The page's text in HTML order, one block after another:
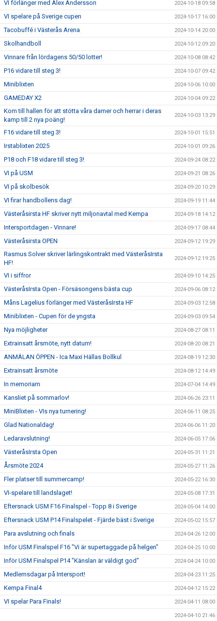
VI förlänger med Alex Andersson 2024-10-18 09:58
VI spelare på Sverige cupen 2024-10-17 16:00
Tacobuffé i Västerås Arena 2024-10-14 20:00
Skolhandboll 2024-10-12 09:20
Vinnare från lördagens 50/50 lotter! 2024-10-08 08:42
P16 vidare till steg 3! 2024-10-07 09:42
Miniblixten 2024-10-06 10:00
GAMEDAY X2 2024-10-04 09:22
Kom till hallen för att stötta våra damer och herrar i deras
kamp till 2 nya poäng!
2024-10-03 13:29
F16 vidare till steg 3! 2024-10-01 15:51
Irstablixten 2025 2024-10-01 09:26
P18 och F18 vidare till steg 3! 2024-09-24 08:22
VI på USM 2024-09-21 08:26
VI på skolbesök 2024-09-20 10:29
VI firar handbollens dag! 2024-09-19 11:44
Västeråsirsta HF skriver nytt miljonavtal med Kempa 2024-09-18 14:12
Intersportdagen - Vinnare! 2024-09-17 08:44
Västeråsirsta OPEN 2024-09-12 19:29
Rasmus Solver skriver lärlingskontrakt med VästeråsIrsta
HF!
2024-09-12 19:25
VI i siffror 2024-09-10 14:25
VästeråsIrsta Open - Försäsongens bästa cup 2024-09-06 08:12
Måns Lagelius förlänger med VästeråsIrsta HF 2024-09-03 12:58
Miniblixten - Cupen för de yngsta 2024-09-03 09:54
Nya möjligheter 2024-08-27 08:11
Extrainsatt årsmöte, nytt datum! 2024-08-20 08:21
ANMÄLAN ÖPPEN - Ica Maxi Hällas Bollkul 2024-08-19 12:30
Extrainsatt årsmöte 2024-08-12 14:49
In memoriam 2024-07-04 14:49
Kansliet på sommarlov! 2024-06-26 23:11
MiniBlixten - VIs nya turnering! 2024-06-11 08:25
Glad Nationaldag! 2024-06-06 11:20
Ledaravslutning! 2024-06-05 17:06
VästeråsIrsta Open 2024-05-31 11:21
Årsmöte 2024 2024-05-27 11:26
Fler platser till summercamp! 2024-05-22 16:30
VI-spelare till landslaget! 2024-05-08 17:31
Eftersnack USM F16 Finalspel - Topp 8 i Sverige 2024-05-04 14:00
Eftersnack USM P14 Finalspelet - Fjärde bäst i Sverige 2024-05-02 15:57
Para avslutning och finals 2024-04-26 12:00
Inför USM Finalspel F16 "Vi är supertaggade på helgen" 2024-04-25 10:00
Inför USM Finalspel P14 "Känslan är väldigt god" 2024-04-24 10:00
Medlemsdagar på Intersport! 2024-04-23 11:25
Kempa Final4 2024-04-12 15:22
VI spelar Para Finals! 2024-04-11 08:00
2024-04-10 21:46